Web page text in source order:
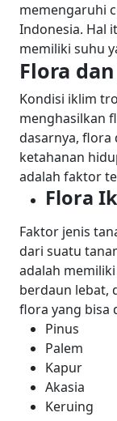
memengaruhi
Indonesia. Hal
memiliki suhu
Flora
Kondisi iklim
menghasilkan
dasarnya, flora
ketahanan
adalah faktor
Flora
Faktor jenis
dari suatu
adalah
berdaun lebat,
flora yang bisa
Pinus
Palem
Kapur
Akasia
Keruing